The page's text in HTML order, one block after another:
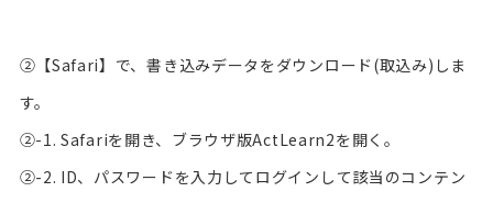
②【Safari】で、書き込みデータをダウンロード(取込み)しま
す。
②-1. Safariを開き、ブラウザ版ActLearn2を開く。
②-2. ID、パスワードを入力してログインして該当のコンテン